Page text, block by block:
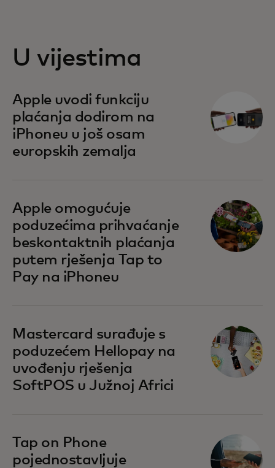
U vijestima
Apple uvodi funkciju
plaćanja dodirom na
iPhoneu u još osam
europskih zemalja
opens in a new tab
Apple omogućuje
poduzećima prihvaćanje
beskontaktnih plaćanja
putem rješenja Tap to
Pay na iPhoneu
opens in a new tab
Mastercard surađuje s
poduzećem Hellopay na
uvođenju rješenja
SoftPOS u Južnoj Africi
opens in a new tab
Tap on Phone
pojednostavljuje
opens in a new tab